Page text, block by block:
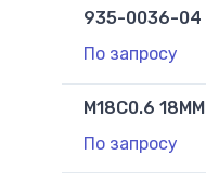
935-0036-04
По запросу
M18C0.6 18MM
По запросу